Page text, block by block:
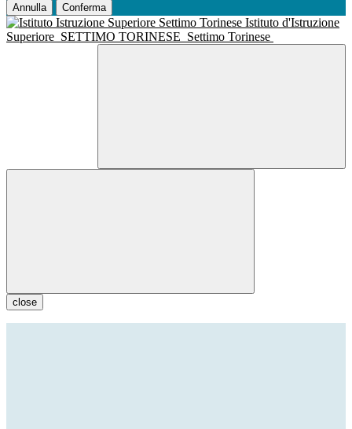
Annulla Conferma
Istituto d'Istruzione
Superiore SETTIMO TORINESE Settimo Torinese
close